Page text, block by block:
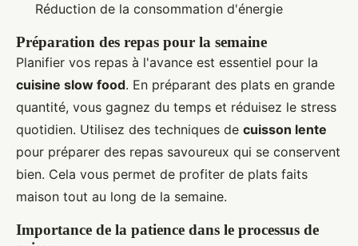
Réduction de la consommation d'énergie
Préparation des repas pour la semaine
Planifier vos repas à l'avance est essentiel pour la
cuisine slow food. En préparant des plats en grande
quantité, vous gagnez du temps et réduisez le stress
quotidien. Utilisez des techniques de cuisson lente
pour préparer des repas savoureux qui se conservent
bien. Cela vous permet de profiter de plats faits
maison tout au long de la semaine.
Importance de la patience dans le processus de